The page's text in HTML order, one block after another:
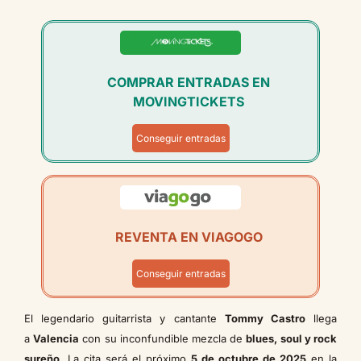
COMPRAR ENTRADAS EN
MOVINGTICKETS
Conseguir entradas
REVENTA EN VIAGOGO
Conseguir entradas
El legendario guitarrista y cantante Tommy Castrollega
aValencia con su inconfundible mezcla deblues, soul y rock
sureño . La cita será el próximo 5 de octubre de 2025 en la